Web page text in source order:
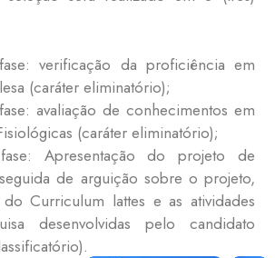
verificação da proficiência em
(caráter eliminatório);
avaliação de conhecimentos em
(caráter eliminatório);
Apresentação do projeto de
de arguição sobre o projeto,
do Curriculum lattes e as atividades
desenvolvidas pelo candidato